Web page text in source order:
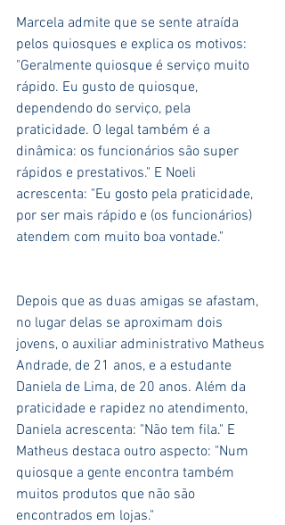
Marcela admite que se sente atraída
pelos quiosques e explica os motivos:
"Geralmente quiosque é serviço muito
rápido. Eu gusto de quiosque,
dependendo do serviço, pela
praticidade. O legal também é a
dinâmica: os funcionários são super
rápidos e prestativos." E Noeli
acrescenta: "Eu gosto pela praticidade,
por ser mais rápido e (os funcionários)
atendem com muito boa vontade."
Depois que as duas amigas se afastam,
no lugar delas se aproximam dois
jovens, o auxiliar administrativo Matheus
Andrade, de 21 anos, e a estudante
Daniela de Lima, de 20 anos. Além da
praticidade e rapidez no atendimento,
Daniela acrescenta: "Não tem fila." E
Matheus destaca outro aspecto: "Num
quiosque a gente encontra também
muitos produtos que não são
encontrados em lojas."